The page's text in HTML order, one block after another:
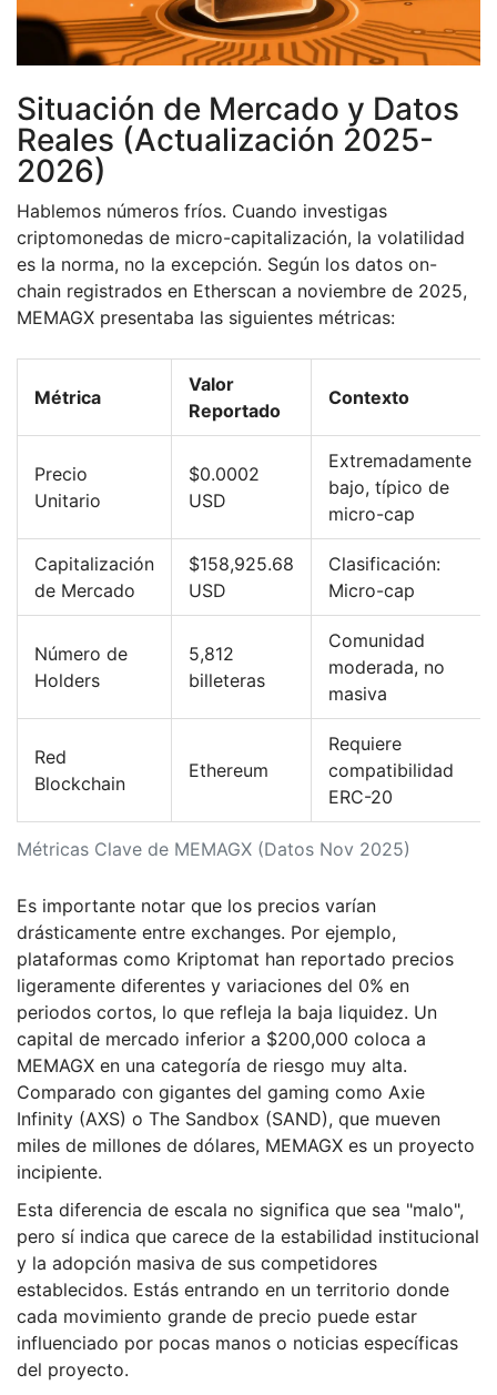
Situación de Mercado y Datos
Reales (Actualización 2025-
2026)
Hablemos números fríos. Cuando investigas
criptomonedas de micro-capitalización, la volatilidad
es la norma, no la excepción. Según los datos on-
chain registrados en Etherscan a noviembre de 2025,
MEMAGX presentaba las siguientes métricas:
Métricas Clave de MEMAGX (Datos Nov 2025)
Métrica
Valor
Reportado
Contexto
Precio
Unitario
$0.0002
USD
Extremadamente
bajo, típico de
micro-cap
Capitalización
de Mercado
$158,925.68
USD
Clasificación:
Micro-cap
Número de
Holders
5,812
billeteras
Comunidad
moderada, no
masiva
Red
Blockchain
Ethereum
Requiere
compatibilidad
ERC-20
Es importante notar que los precios varían
drásticamente entre exchanges. Por ejemplo,
plataformas como Kriptomat han reportado precios
ligeramente diferentes y variaciones del 0% en
periodos cortos, lo que refleja la baja liquidez. Un
capital de mercado inferior a $200,000 coloca a
MEMAGX en una categoría de riesgo muy alta.
Comparado con gigantes del gaming como Axie
Infinity (AXS) o The Sandbox (SAND), que mueven
miles de millones de dólares, MEMAGX es un proyecto
incipiente.
Esta diferencia de escala no significa que sea "malo",
pero sí indica que carece de la estabilidad institucional
y la adopción masiva de sus competidores
establecidos. Estás entrando en un territorio donde
cada movimiento grande de precio puede estar
influenciado por pocas manos o noticias específicas
del proyecto.